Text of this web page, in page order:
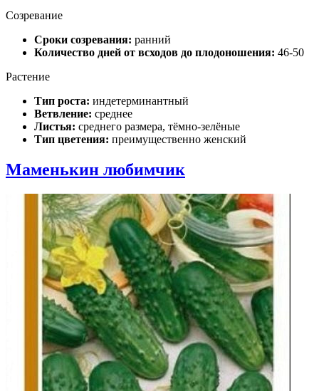
Созревание
Сроки созревания: ранний
Количество дней от всходов до плодоношения: 46-50
Растение
Тип роста: индетерминантный
Ветвление: среднее
Листья: среднего размера, тёмно-зелёные
Тип цветения: преимущественно женский
Маменькин любимчик